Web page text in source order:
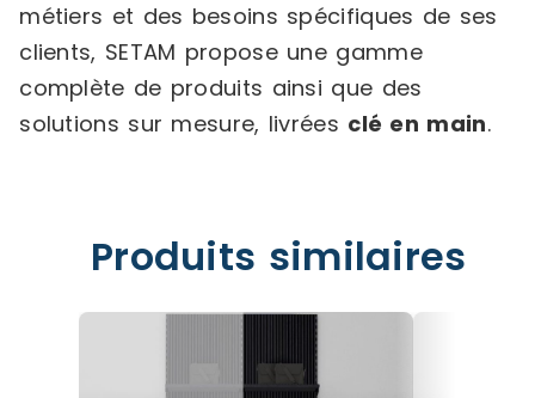
métiers et des besoins spécifiques de ses
clients, SETAM propose une gamme
complète de produits ainsi que des
solutions sur mesure, livrées clé en main.
Produits similaires